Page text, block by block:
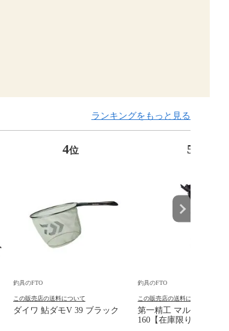
ランキングをもっと見る
4位
釣具のFTO
この販売店の送料について
ダイワ 鮎ダモV 39 ブラック
5
釣具のFTO
この販売店の送料について
第一精工 マルチスタン
160【在庫限り特価】